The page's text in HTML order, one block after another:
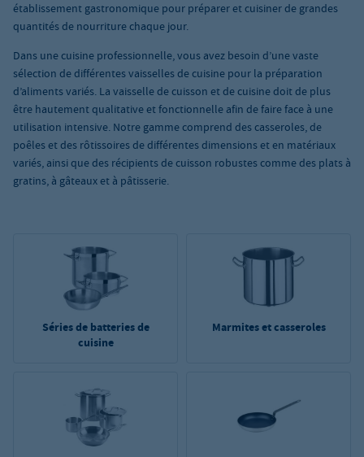
établissement gastronomique pour préparer et cuisiner de grandes
quantités de nourriture chaque jour.
Dans une cuisine professionnelle, vous avez besoin d’une vaste
sélection de différentes vaisselles de cuisine pour la préparation
d’aliments variés. La vaisselle de cuisson et de cuisine doit de plus
être hautement qualitative et fonctionnelle afin de faire face à une
utilisation intensive. Notre gamme comprend des casseroles, de
poêles et des rôtissoires de différentes dimensions et en matériaux
variés, ainsi que des récipients de cuisson robustes comme des plats à
gratins, à gâteaux et à pâtisserie.
Séries de batteries de
cuisine
Marmites et casseroles